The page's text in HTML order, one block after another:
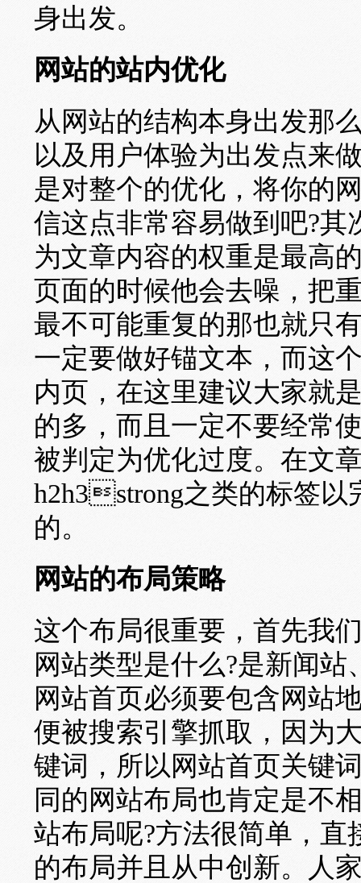
身出发。
网站的站内优化
从网站的结构本身出发那
以及用户体验为出发点来
是对整个的优化，将你的
信这点非常容易做到吧?
为文章内容的权重是最高
页面的时候他会去噪，把
最不可能重复的那也就只
一定要做好锚文本，而这
内页，在这里建议大家就
的多，而且一定不要经常
被判定为优化过度。在文
h2h3strong之类的标签
的。
网站的布局策略
这个布局很重要，首先我
网站类型是什么?是新闻
网站首页必须要包含网站
便被搜索引擎抓取，因为
键词，所以网站首页关键
同的网站布局也肯定是不
站布局呢?方法很简单，
的布局并且从中创新。人